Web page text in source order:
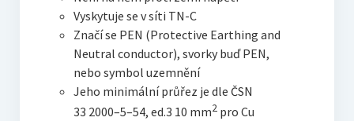
Vyskytuje se v síti TN-C
Značí se PEN (Protective Earthing and
Neutral conductor), svorky buď PEN,
nebo symbol uzemnění
Jeho minimální průřez je dle ČSN
33 2000–5–54, ed.3 10 mm2pro Cu